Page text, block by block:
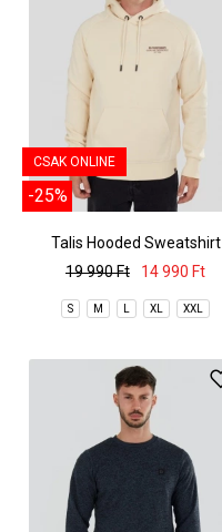
CSAK ONLINE
-25%
Talis Hooded Sweatshirt
19 990 Ft
14 990 Ft
S M L XL XXL